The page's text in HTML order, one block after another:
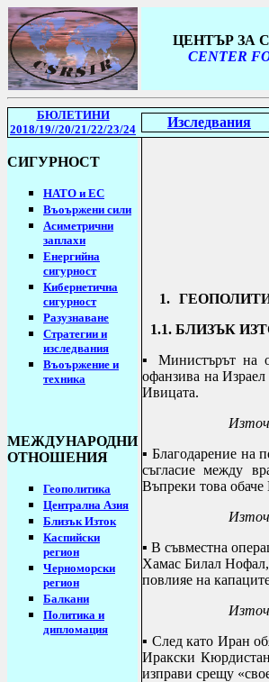
ЦЕНТЪР ЗА
CENTER
БЮЛЕТИНИ
2018/19//20/21/22/23/24 Изследвания
СИГУРНОСТ
НАТО и ЕС
Въоържени сили
Асиметрични
заплахи
Енергийна
сигурност
Кибернетична
сигурност
Разузнаване
Стратегии и
изследвания
Въоържение и
техника
МЕЖДУНАРОДНИ
ОТНОШЕНИЯ
Геополитика
Централна Азия
Близък Изток
Каспийски
регион
Черноморски
регион
Балкани
Политика и
дипломация
1.
1.1. БЛИЗЪК
▪ Министърът на
офанзива на
Ивицата.
▪Благодарение на
съгласие между
Въпреки това
▪ В съвместна
Хамас Билал
повлияе на
▪ След като Иран
Иракски
изправи срещу